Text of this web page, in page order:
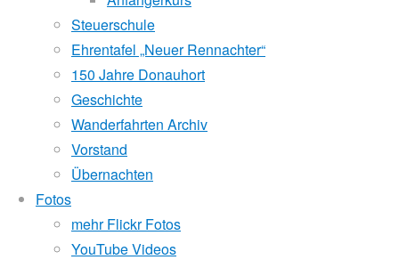
Steuerschule
Ehrentafel „Neuer Rennachter“
150 Jahre Donauhort
Geschichte
Wanderfahrten Archiv
Vorstand
Übernachten
Fotos
mehr Flickr Fotos
YouTube Videos
Cup
Regatta
2026
Pegelstände (DoRIS)
Seichtstellen
Schleusenstatus
Windfinder Kuchelauer Hafen
Mitglied der
Godfrey Donauhort Club Kit